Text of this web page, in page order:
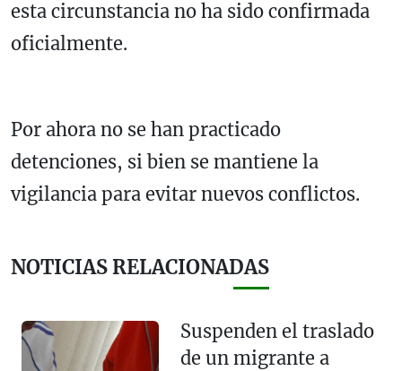
esta circunstancia no ha sido confirmada
oficialmente.
Por ahora no se han practicado
detenciones, si bien se mantiene la
vigilancia para evitar nuevos conflictos.
NOTICIAS RELACIONADAS
Suspenden el traslado
de un migrante a